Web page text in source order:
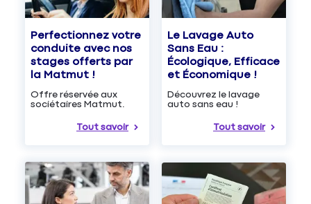
Perfectionnez votre
conduite avec nos
stages offerts par
la Matmut !
Offre réservée aux
sociétaires Matmut.
Tout savoir
Le Lavage Auto
Sans Eau :
Écologique, Efficace
et Économique !
Découvrez le lavage
auto sans eau !
Tout savoir